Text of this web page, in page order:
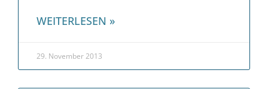
WEITERLESEN »
29. November 2013